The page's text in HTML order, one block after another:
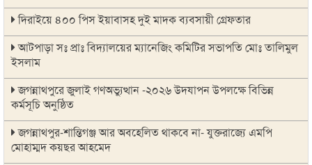
দিরাইয়ে ৪০০ পিস ইয়াবাসহ দুই মাদক ব্যবসায়ী গ্রেফতার
আটপাড়া সঃ প্রাঃ বিদ্যালয়ের ম্যানেজিং কমিটির সভাপতি মোঃ তালিমুল
ইসলাম
জগন্নাথপুরে জুলাই গণঅভ্যুত্থান -২০২৬ উদযাপন উপলক্ষে বিভিন্ন
কর্মসূচি অনুষ্ঠিত
জগন্নাথপুর-শান্তিগঞ্জ আর অবহেলিত থাকবে না- যুক্তরাজ্যে এমপি
মোহাম্মদ কয়ছর আহমেদ